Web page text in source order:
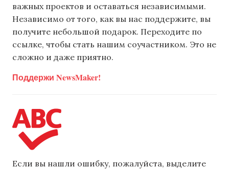
важных проектов и оставаться независимыми.
Независимо от того, как вы нас поддержите, вы
получите небольшой подарок. Переходите по
ссылке, чтобы стать нашим соучастником. Это не
сложно и даже приятно.
Поддержи NewsMaker!
Если вы нашли ошибку, пожалуйста, выделите